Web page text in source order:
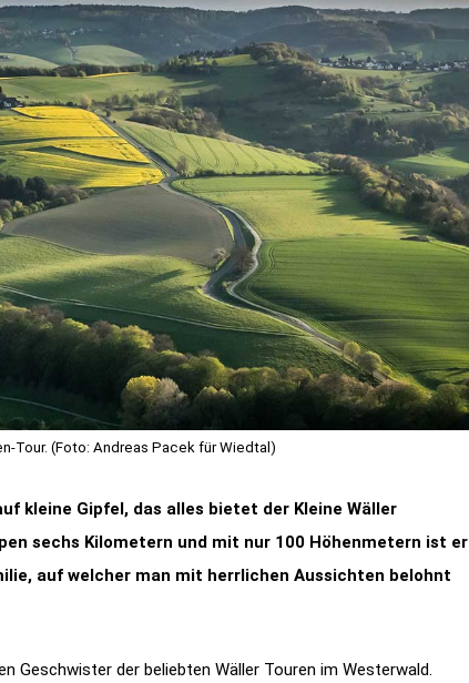
Tour. (Foto: Andreas Pacek für Wiedtal)
kleine Gipfel, das alles bietet der Kleine Wäller
sechs Kilometern und mit nur 100 Höhenmetern ist er
auf welcher man mit herrlichen Aussichten belohnt
Geschwister der beliebten Wäller Touren im Westerwald.